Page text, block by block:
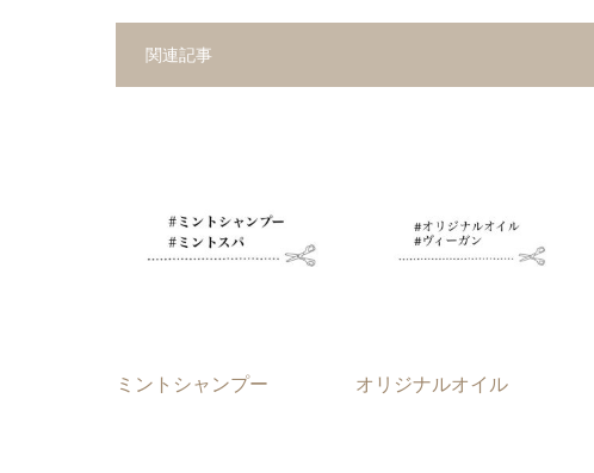
関連記事
ミントシャンプー オリジナルオイル